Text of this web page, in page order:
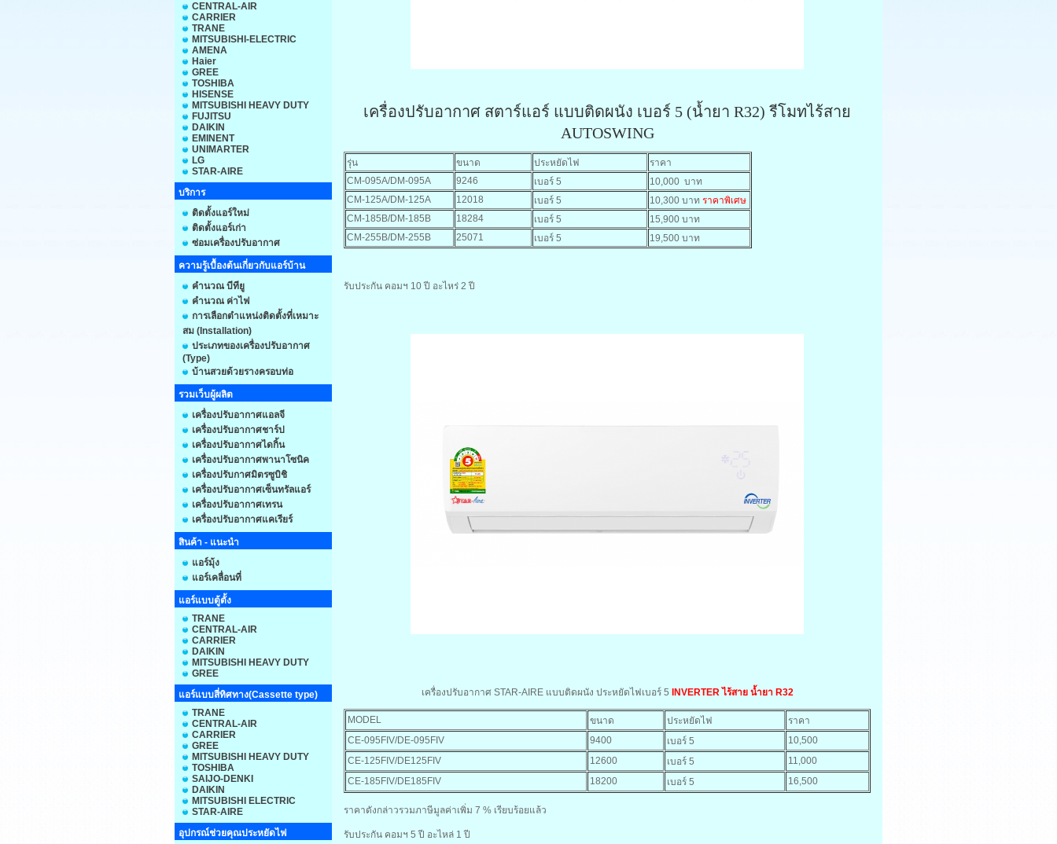
CENTRAL-AIR
CARRIER
TRANE
MITSUBISHI-ELECTRIC
AMENA
Haier
GREE
TOSHIBA
HISENSE
MITSUBISHI HEAVY DUTY
FUJITSU
DAIKIN
EMINENT
UNIMARTER
LG
STAR-AIRE
บริการ
ติดตั้งแอร์ใหม่
ติดตั้งแอร์เก่า
ซ่อมเครื่องปรับอากาศ
ความรู้เบื้องต้นเกี่ยวกับแอร์บ้าน
คำนวณ บีทียู
คำนวณ ค่าไฟ
การเลือกตำแหน่งติดตั้งที่เหมาะ
สม (Installation)
ประเภทของเครื่องปรับอากาศ
(Type)
บ้านสวยด้วยรางครอบท่อ
รวมเว็บผู้ผลิต
เครื่องปรับอากาศแอลจี
เครื่องปรับอากาศชาร์ป
เครื่องปรับอากาศไดกิ้น
เครื่องปรับอากาศพานาโซนิค
เครื่องปรับกาศมิตรซูบิชิ
เครื่องปรับอากาศเซ็นทรัลแอร์
เครื่องปรับอากาศเทรน
เครื่องปรับอากาศแคเรียร์
สินค้า - แนะนำ
แอร์มุ้ง
แอร์เคลื่อนที่
แอร์แบบตู้ตั้ง
TRANE
CENTRAL-AIR
CARRIER
DAIKIN
MITSUBISHI HEAVY DUTY
GREE
แอร์แบบสี่ทิศทาง(Cassette type)
TRANE
CENTRAL-AIR
CARRIER
GREE
MITSUBISHI HEAVY DUTY
TOSHIBA
SAIJO-DENKI
DAIKIN
MITSUBISHI ELECTRIC
STAR-AIRE
อุปกรณ์ช่วยคุณประหยัดไฟ
เครื่องปรับอากาศ สตาร์แอร์ แบบติดผนัง เบอร์ 5 (น้ำยา R32) รีโมทไร้สาย
AUTOSWING
รุ่น ขนาด ประหยัดไฟ
ราคา
CM-095A/DM-095A
9246 เบอร์ 5
10,000 บาท
CM-125A/DM-125A
12018 เบอร์ 5 10,300 บาท ราคาพิเศษ
CM-185B/DM-185B
18284 เบอร์ 5
15,900 บาท
CM-255B/DM-255B
25071 เบอร์ 5 19,500 บาท
รับประกัน คอมฯ 10 ปี อะไหร่ 2 ปี
เครื่องปรับอากาศ STAR-AIRE แบบติดผนัง ประหยัดไฟเบอร์ 5 INVERTER ไร้สาย น้ำยา R32
MODEL ขนาด ประหยัดไฟ
ราคา
CE-095FIV/DE-095FIV
9400 เบอร์ 5
10,500
CE-125FIV/DE125FIV
12600 เบอร์ 5
11,000
CE-185FIV/DE185FIV
18200 เบอร์ 5 16,500
ราคาดังกล่าวรวมภาษีมูลค่าเพิ่ม 7 % เรียบร้อยแล้ว
รับประกัน คอมฯ 5 ปี อะไหล่ 1 ปี